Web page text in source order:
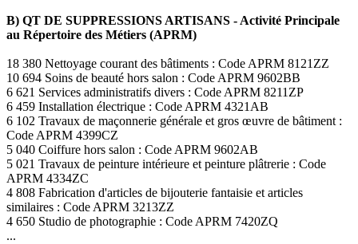
B) QT DE SUPPRESSIONS ARTISANS - Activité Principale
au Répertoire des Métiers (APRM)
18 380 Nettoyage courant des bâtiments : Code APRM 8121ZZ
10 694 Soins de beauté hors salon : Code APRM 9602BB
6 621 Services administratifs divers : Code APRM 8211ZP
6 459 Installation électrique : Code APRM 4321AB
6 102 Travaux de maçonnerie générale et gros œuvre de bâtiment :
Code APRM 4399CZ
5 040 Coiffure hors salon : Code APRM 9602AB
5 021 Travaux de peinture intérieure et peinture plâtrerie : Code
APRM 4334ZC
4 808 Fabrication d'articles de bijouterie fantaisie et articles
similaires : Code APRM 3213ZZ
4 650 Studio de photographie : Code APRM 7420ZQ
...